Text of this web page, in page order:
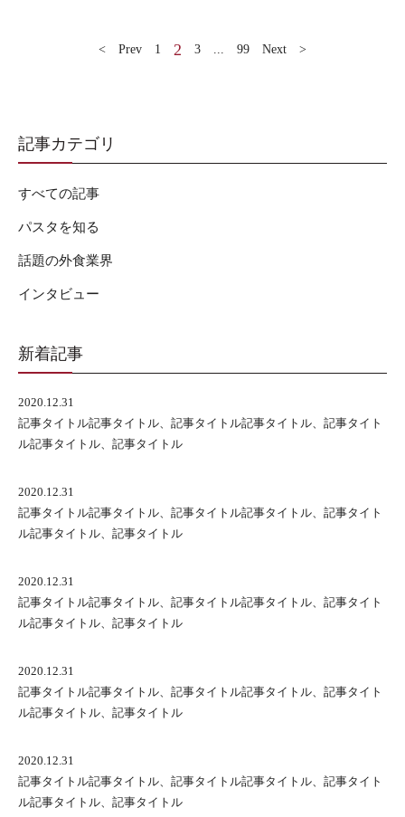
< Prev 1 2 3 ... 99 Next >
記事カテゴリ
すべての記事
パスタを知る
話題の外食業界
インタビュー
新着記事
2020.12.31
記事タイトル記事タイトル、記事タイトル記事タイトル、記事タイト
ル記事タイトル、記事タイトル
2020.12.31
記事タイトル記事タイトル、記事タイトル記事タイトル、記事タイト
ル記事タイトル、記事タイトル
2020.12.31
記事タイトル記事タイトル、記事タイトル記事タイトル、記事タイト
ル記事タイトル、記事タイトル
2020.12.31
記事タイトル記事タイトル、記事タイトル記事タイトル、記事タイト
ル記事タイトル、記事タイトル
2020.12.31
記事タイトル記事タイトル、記事タイトル記事タイトル、記事タイト
ル記事タイトル、記事タイトル